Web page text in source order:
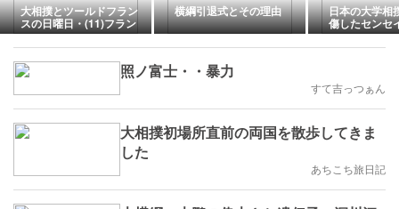
大相撲とツールドフラン
スの日曜日・(11)フラン
ス2026
横綱引退式とその理由 日本の大学相
傷したセンセ
海外「休むの
照ノ富士・・暴力
すて吉っつぁん
大相撲初場所直前の両国を散歩してきま
した
あちこち旅日記